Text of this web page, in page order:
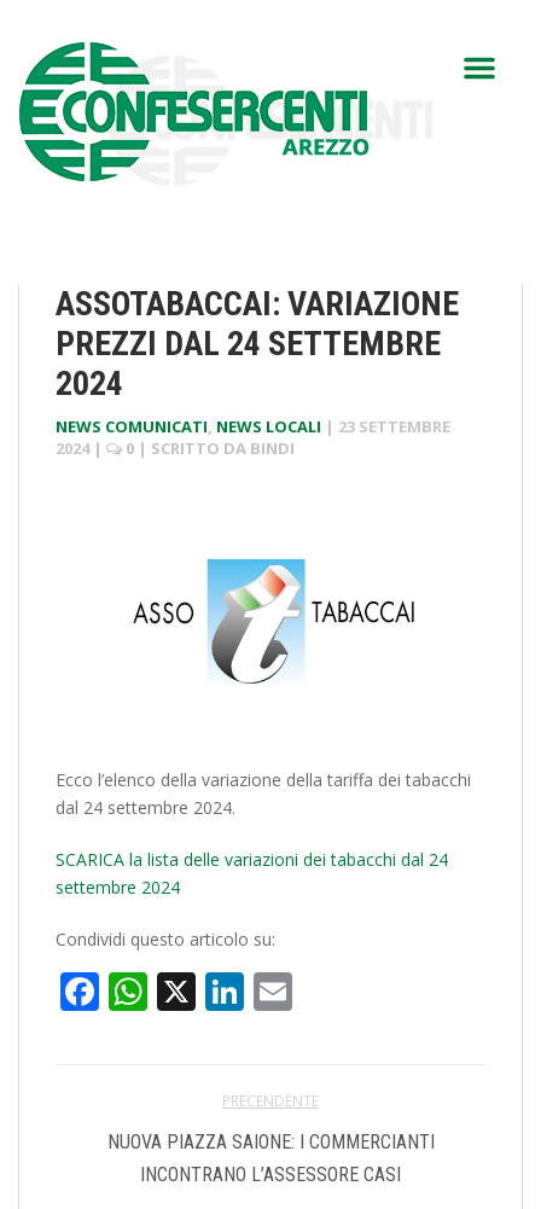
ASSOTABACCAI: VARIAZIONE
PREZZI DAL 24 SETTEMBRE
2024
NEWS COMUNICATI, NEWS LOCALI | 23 SETTEMBRE
2024 | 0 | SCRITTO DA BINDI
Ecco l’elenco della variazione della tariffa dei tabacchi
dal 24 settembre 2024.
SCARICA la lista delle variazioni dei tabacchi dal 24
settembre 2024
Condividi questo articolo su:
Facebook
WhatsApp
X LinkedIn
PRECENDENTE
NUOVA PIAZZA SAIONE: I COMMERCIANTI
INCONTRANO L’ASSESSORE CASI